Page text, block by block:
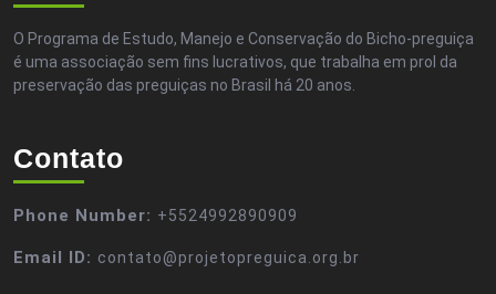
O Programa de Estudo, Manejo e Conservação do Bicho-preguiça
é uma associação sem fins lucrativos, que trabalha em prol da
preservação das preguiças no Brasil há 20 anos.
Contato
Phone Number: +5524992890909
Email ID: contato@projetopreguica.org.br